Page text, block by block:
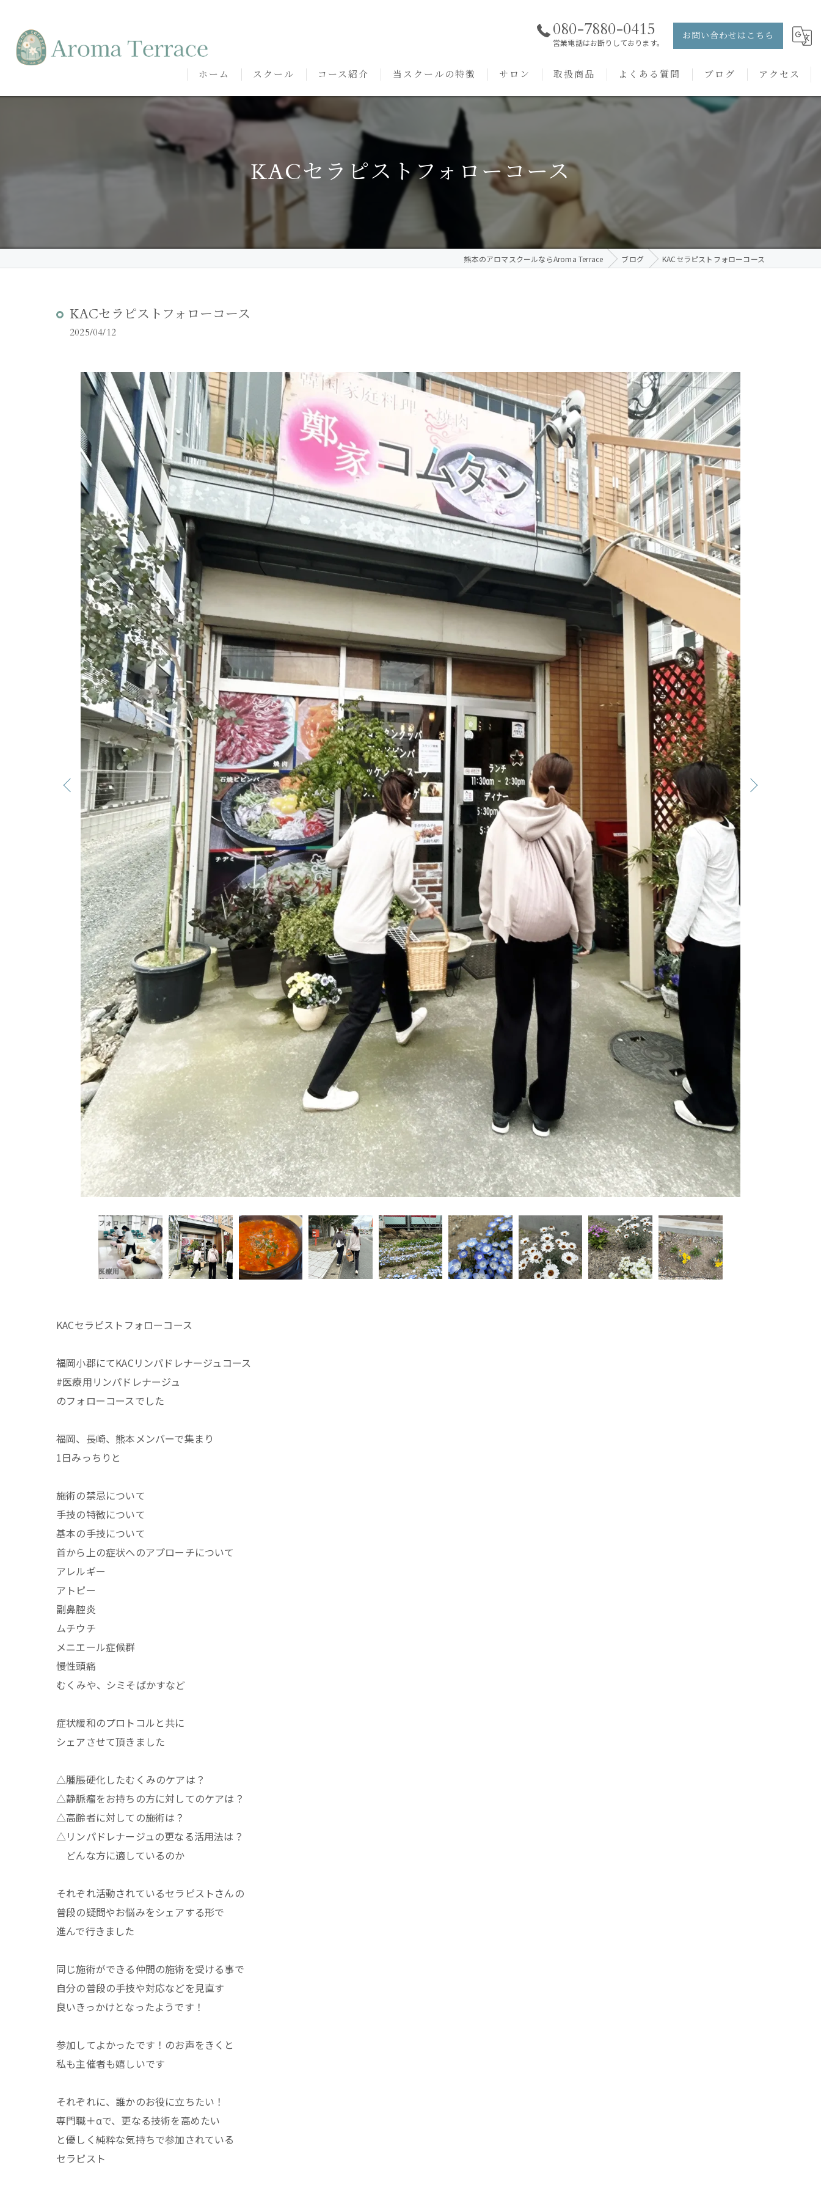
080-7880-0415
営業電話はお断りしております。
お問い合わせはこちら
ホーム スクール
熊本本校の特徴
代表挨拶
講師紹介
コース紹介
NARD JAPAN
アロマ・アドバイザーコース
アロマ・インストラクターコース
アロマ・セラピストコース
KACセラピスト
クリニークアロマ リンパドレナージュコース
当スクールの特徴
独立開業支援
セルフメディケーション
ハンドマッサージ
サロン
サロンメニュー
術後・病後ケアメニュー
施術事例
取扱商品
バッチフラワーレメディ
よくある質問 ブログ アクセス
KACセラピストフォローコース
熊本のアロマスクールならAroma Terrace ブログ KACセラピストフォローコース
KACセラピストフォローコース
2025/04/12
KACセラピストフォローコース
福岡小郡にてKACリンパドレナージュコース
#医療用リンパドレナージュ
のフォローコースでした
福岡、長崎、熊本メンバーで集まり
1日みっちりと
施術の禁忌について
手技の特徴について
基本の手技について
首から上の症状へのアプローチについて
アレルギー
アトピー
副鼻腔炎
ムチウチ
メニエール症候群
慢性頭痛
むくみや、シミそばかすなど
症状緩和のプロトコルと共に
シェアさせて頂きました
△腫脹硬化したむくみのケアは？
△静脈瘤をお持ちの方に対してのケアは？
△高齢者に対しての施術は？
△リンパドレナージュの更なる活用法は？
どんな方に適しているのか
それぞれ活動されているセラピストさんの
普段の疑問やお悩みをシェアする形で
進んで行きました
同じ施術ができる仲間の施術を受ける事で
自分の普段の手技や対応などを見直す
良いきっかけとなったようです！
参加してよかったです！のお声をきくと
私も主催者も嬉しいです
それぞれに、誰かのお役に立ちたい！
専門職＋αで、更なる技術を高めたい
と優しく純粋な気持ちで参加されている
セラピスト